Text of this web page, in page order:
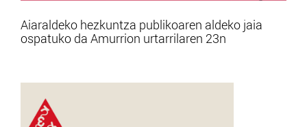
Aiaraldeko hezkuntza publikoaren aldeko jaia
ospatuko da Amurrion urtarrilaren 23n